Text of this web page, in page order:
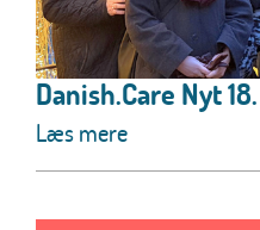
Danish.Care Nyt
Læs mere